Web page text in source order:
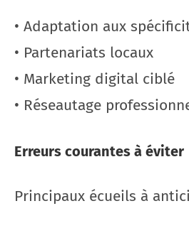
• Adaptation aux
• Partenariats locaux
• Marketing digital ciblé
• Réseautage
Erreurs courantes à éviter
Principaux écueils à